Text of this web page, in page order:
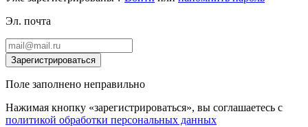
Эл. почта
Зарегистрироваться
Поле заполнено неправильно
Нажимая кнопку «зарегистрироваться», вы соглашаетесь с
политикой обработки персональных данных